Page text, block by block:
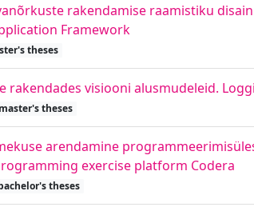
rakendamise raamistiku
Framework
theses
rakendades visiooni alusmudeleid.
master's theses
arendamine
exercise platform Codera
theses